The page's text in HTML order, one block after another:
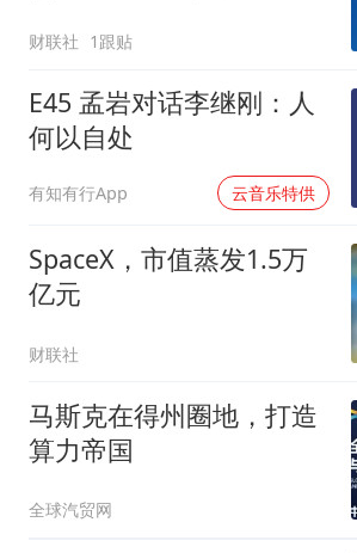
财联社 1跟贴
E45 孟岩对话李继刚：人
何以自处
有知有行App 云音乐特供
SpaceX，市值蒸发1.5万
亿元
财联社
马斯克在得州圈地，打造
算力帝国
全球汽贸网